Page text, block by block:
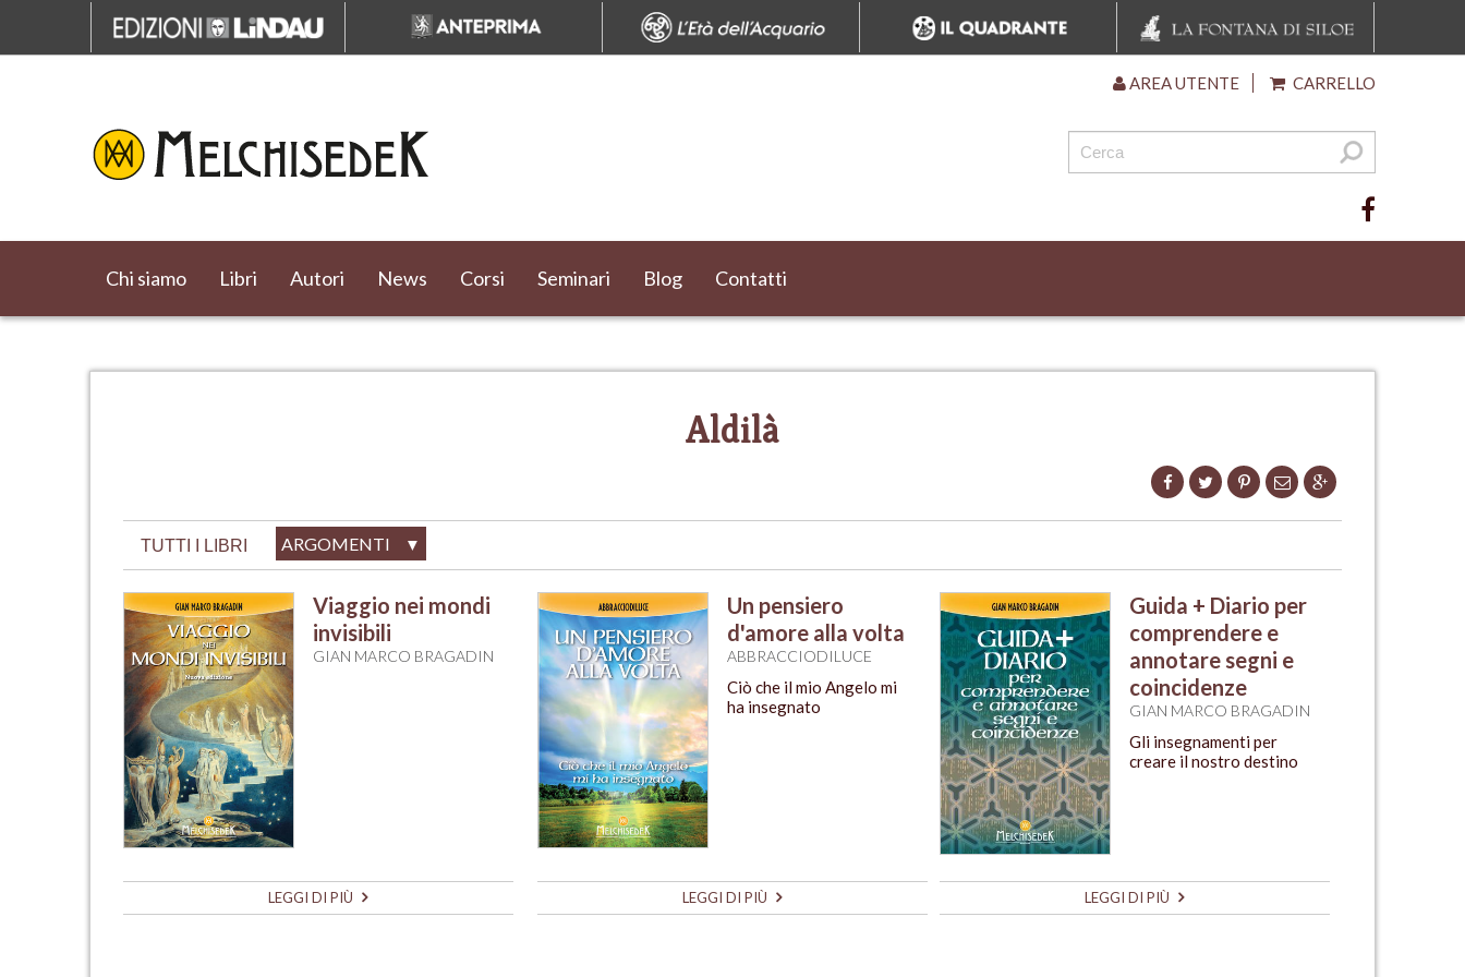
AREA UTENTE CARRELLO
Chi siamo Libri Autori News Corsi Seminari Blog Contatti
Aldilà
TUTTI I LIBRI ARGOMENTI ▼
Viaggio nei mondi
invisibili
GIAN MARCO BRAGADIN
LEGGI DI PIÙ
Un pensiero
d'amore alla volta
ABBRACCIODILUCE
Ciò che il mio Angelo mi
ha insegnato
LEGGI DI PIÙ
Guida + Diario per
comprendere e
annotare segni e
coincidenze
GIAN MARCO BRAGADIN
Gli insegnamenti per
creare il nostro destino
LEGGI DI PIÙ